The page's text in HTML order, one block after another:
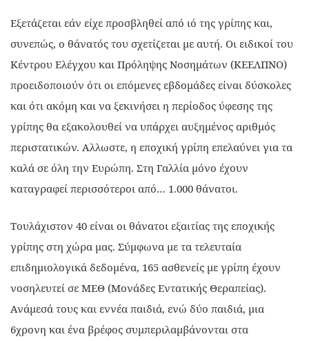
Εξετάζεται εάν είχε προσβληθεί από ιό της γρίπης και,
συνεπώς, ο θάνατός του σχετίζεται με αυτή. Οι ειδικοί του
Κέντρου Ελέγχου και Πρόληψης Νοσημάτων (ΚΕΕΛΠΝΟ)
προειδοποιούν ότι οι επόμενες εβδομάδες είναι δύσκολες
και ότι ακόμη και να ξεκινήσει η περίοδος ύφεσης της
γρίπης θα εξακολουθεί να υπάρχει αυξημένος αριθμός
περιστατικών. Αλλωστε, η εποχική γρίπη επελαύνει για τα
καλά σε όλη την Ευρώπη. Στη Γαλλία μόνο έχουν
καταγραφεί περισσότεροι από… 1.000 θάνατοι.
Τουλάχιστον 40 είναι οι θάνατοι εξαιτίας της εποχικής
γρίπης στη χώρα μας. Σύμφωνα με τα τελευταία
επιδημιολογικά δεδομένα, 165 ασθενείς με γρίπη έχουν
νοσηλευτεί σε ΜΕΘ (Μονάδες Εντατικής Θεραπείας).
Ανάμεσά τους και εννέα παιδιά, ενώ δύο παιδιά, μια
6χρονη και ένα βρέφος συμπεριλαμβάνονται στα